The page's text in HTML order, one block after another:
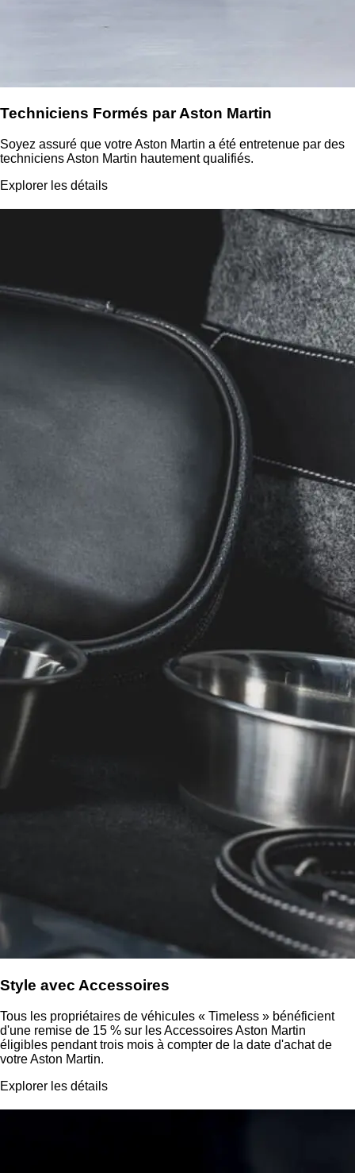
Techniciens Formés par Aston Martin
Soyez assuré que votre Aston Martin a été entretenue par des
techniciens Aston Martin hautement qualifiés.
Explorer les détails
Style avec Accessoires
Tous les propriétaires de véhicules « Timeless » bénéficient
d'une remise de 15 % sur les Accessoires Aston Martin
éligibles pendant trois mois à compter de la date d'achat de
votre Aston Martin.
Explorer les détails